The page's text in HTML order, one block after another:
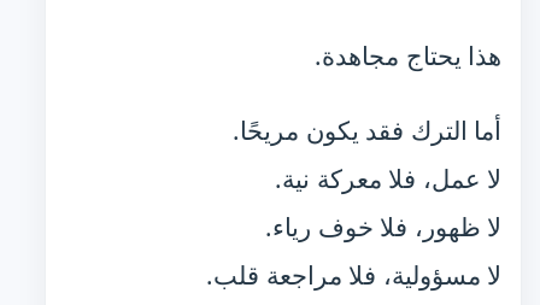
هذا يحتاج مجاهدة.
أما الترك فقد يكون مريحًا.
لا عمل، فلا معركة نية.
لا ظهور، فلا خوف رياء.
لا مسؤولية، فلا مراجعة قلب.